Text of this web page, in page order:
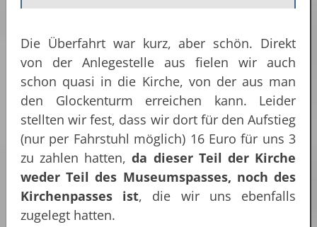
Die Überfahrt war kurz, aber schön. Direkt
von der Anlegestelle aus fielen wir auch
schon quasi in die Kirche, von der aus man
den Glockenturm erreichen kann. Leider
stellten wir fest, dass wir dort für den Aufstieg
(nur per Fahrstuhl möglich) 16 Euro für uns 3
zu zahlen hatten,da dieser Teil der Kirche
weder Teil des Museumspasses, noch des
Kirchenpasses ist, die wir uns ebenfalls
zugelegt hatten.